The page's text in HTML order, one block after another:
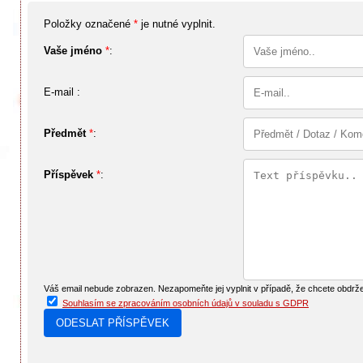
Položky označené * je nutné vyplnit.
Vaše jméno *:
E-mail :
Předmět *:
Příspěvek *:
Váš email nebude zobrazen. Nezapomeňte jej vyplnit v případě, že chcete
Souhlasím se zpracováním osobních údajů v souladu s GDPR